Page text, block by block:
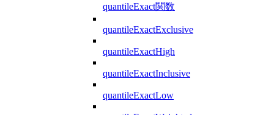
quantileExact関数
quantileExactExclusive
quantileExactHigh
quantileExactInclusive
quantileExactLow